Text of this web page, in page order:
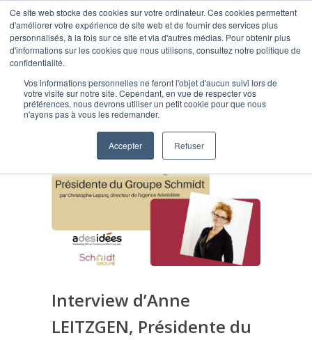
Ce site web stocke des cookies sur votre ordinateur. Ces cookies permettent
d'améliorer votre expérience de site web et de fournir des services plus
personnalisés, à la fois sur ce site et via d'autres médias. Pour obtenir plus
d'informations sur les cookies que nous utilisons, consultez notre politique de
confidentialité.
Vos informations personnelles ne feront l'objet d'aucun suivi lors de
votre visite sur notre site. Cependant, en vue de respecter vos
préférences, nous devrons utiliser un petit cookie pour que nous
n'ayons pas à vous les redemander.
Accepter Refuser
Blog
Interview d’Anne
LEITZGEN, Présidente du